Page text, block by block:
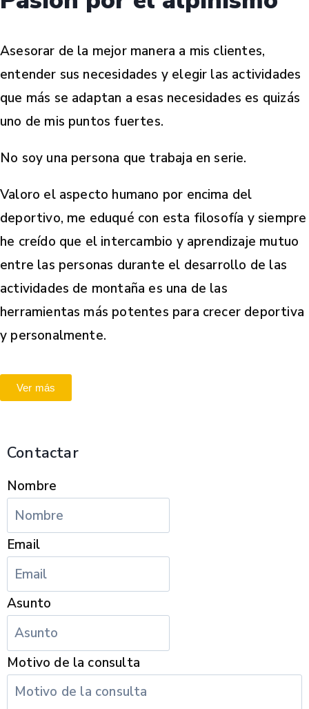
Asesorar de la mejor manera a mis clientes,
entender sus necesidades y elegir las actividades
que más se adaptan a esas necesidades es quizás
uno de mis puntos fuertes.
No soy una persona que trabaja en serie.
Valoro el aspecto humano por encima del
deportivo, me eduqué con esta filosofía y siempre
he creído que el intercambio y aprendizaje mutuo
entre las personas durante el desarrollo de las
actividades de montaña es una de las
herramientas más potentes para crecer deportiva
y personalmente.
Ver más
Contactar
Nombre
Email
Asunto
Motivo de la consulta